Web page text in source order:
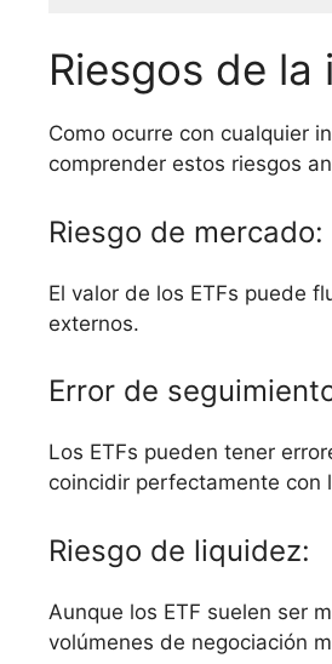
Riesgos de la
Como ocurre con cualquier
comprender estos riesgos
Riesgo de mercado:
El valor de los ETFs puede
externos.
Error de
Los ETFs pueden tener
coincidir perfectamente con
Riesgo de liquidez:
Aunque los ETF suelen ser
volúmenes de negociación